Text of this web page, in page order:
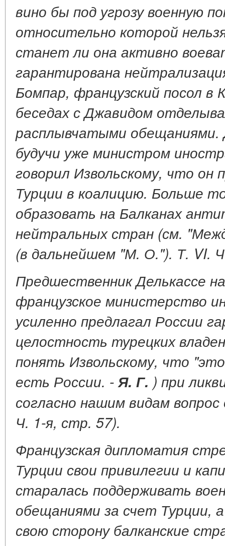
вино бы под угрозу военную
относительно которой
станет ли она активно
гарантирована
Бомпар, французский посол в
беседах с Джавидом
расплывчатыми обещаниями.
будучи уже министром
говорил Извольскому, что он
Турции в коалицию. Больше
образовать на Балканах
нейтральных стран (см.
(в дальнейшем "М. О."). Т. VI.
Предшественник Делькассе
французское министерство
усиленно предлагал России
целостность турецких
понять Извольскому, что
есть России. - Я. Г. ) при
согласно нашим видам
Ч. 1-я, стр. 57).
Французская дипломатия
Турции свои привилегии и
старалась поддерживать
обещаниями за счет Турции,
свою сторону балканские